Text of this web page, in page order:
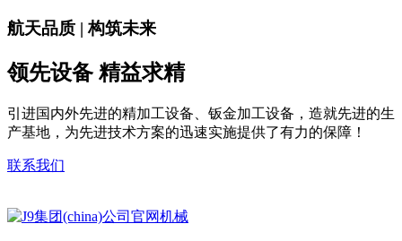
航天品质 | 构筑未来
领先设备 精益求精
引进国内外先进的精加工设备、钣金加工设备，造就先进的生
产基地，为先进技术方案的迅速实施提供了有力的保障！
联系我们